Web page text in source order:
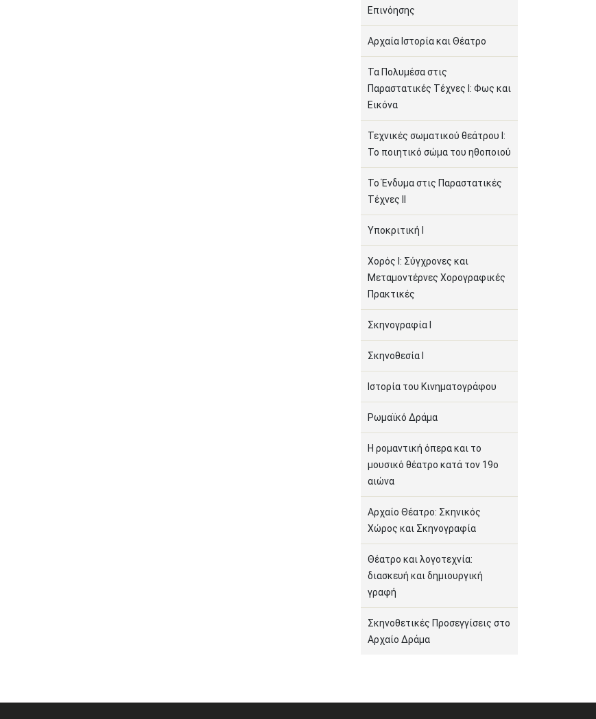
Επινόησης
Αρχαία Ιστορία και Θέατρο
Τα Πολυμέσα στις
Παραστατικές Τέχνες Ι: Φως και
Εικόνα
Τεχνικές σωματικού θεάτρου Ι:
Το ποιητικό σώμα του ηθοποιού
Το Ένδυμα στις Παραστατικές
Τέχνες ΙΙ
Υποκριτική Ι
Χορός Ι: Σύγχρονες και
Μεταμοντέρνες Χορογραφικές
Πρακτικές
Σκηνογραφία Ι
Σκηνοθεσία Ι
Ιστορία του Κινηματογράφου
Ρωμαϊκό Δράμα
Η ρομαντική όπερα και το
μουσικό θέατρο κατά τον 19ο
αιώνα
Αρχαίο Θέατρο: Σκηνικός
Χώρος και Σκηνογραφία
Θέατρο και λογοτεχνία:
διασκευή και δημιουργική
γραφή
Σκηνοθετικές Προσεγγίσεις στο
Αρχαίο Δράμα